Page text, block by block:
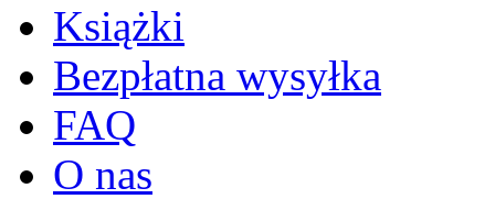
Książki
Bezpłatna wysyłka
FAQ
O nas